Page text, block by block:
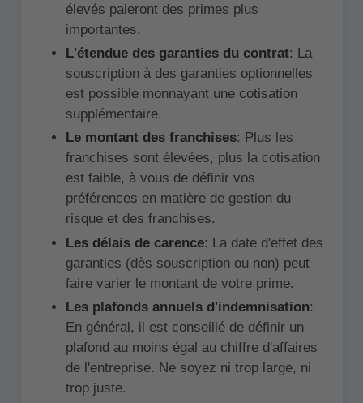
élevés paieront des primes plus
importantes.
L'étendue des garanties du contrat: La
souscription à des garanties optionnelles
est possible monnayant une cotisation
supplémentaire.
Le montant des franchises: Plus les
franchises sont élevées, plus la cotisation
est faible, à vous de définir vos
préférences en matière de gestion du
risque et des franchises.
Les délais de carence: La date d'effet des
garanties (dès souscription ou non) peut
faire varier le montant de votre prime.
Les plafonds annuels d'indemnisation:
En général, il est conseillé de définir un
plafond au moins égal au chiffre d'affaires
de l'entreprise. Ne soyez ni trop large, ni
trop juste.